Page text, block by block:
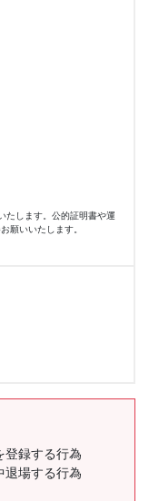
たします。公的証明書や運
願いいたします。
登録する行為
退場する行為